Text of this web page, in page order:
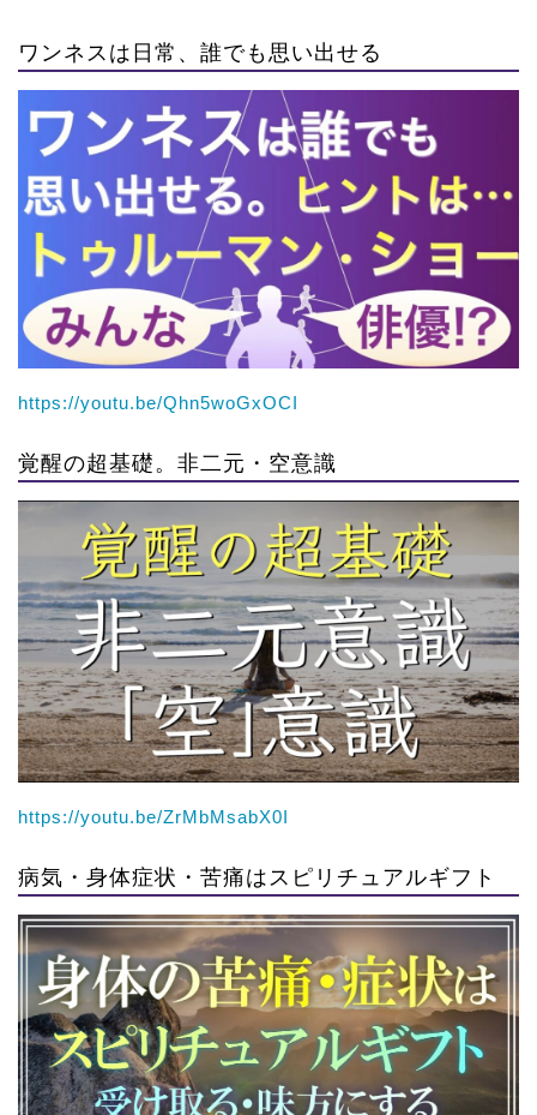
ワンネスは日常、誰でも思い出せる
https://youtu.be/Qhn5woGxOCI
覚醒の超基礎。非二元・空意識
https://youtu.be/ZrMbMsabX0I
病気・身体症状・苦痛はスピリチュアルギフト